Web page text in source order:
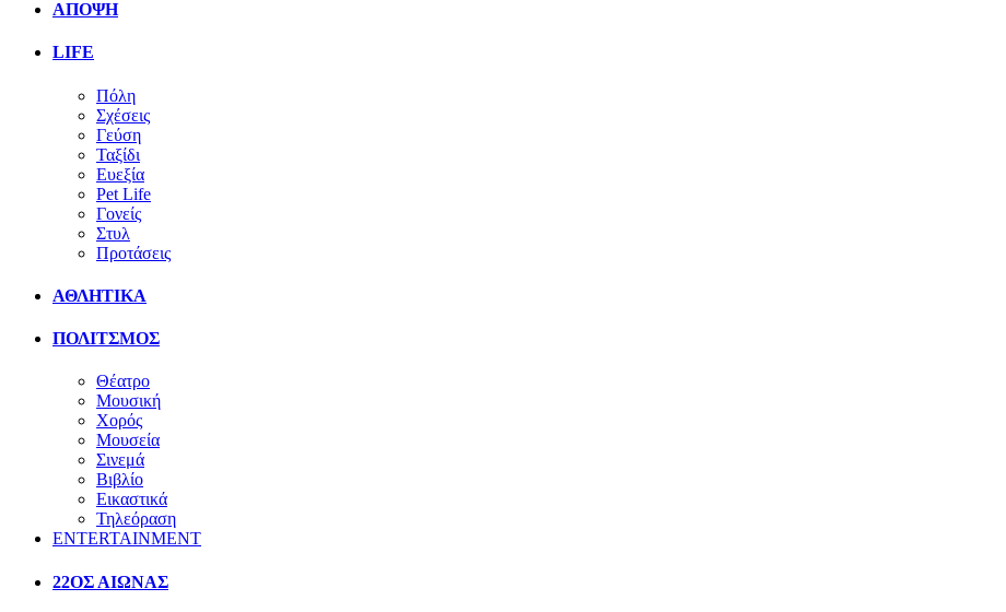
ΑΠΟΨΗ
LIFE
Πόλη
Σχέσεις
Γεύση
Ταξίδι
Ευεξία
Pet Life
Γονείς
Στυλ
Προτάσεις
ΑΘΛΗΤΙΚΑ
ΠΟΛΙΤΣΜΟΣ
Θέατρο
Μουσική
Χορός
Μουσεία
Σινεμά
Βιβλίο
Εικαστικά
Τηλεόραση
ENTERTAINMENT
22ΟΣ ΑΙΩΝΑΣ